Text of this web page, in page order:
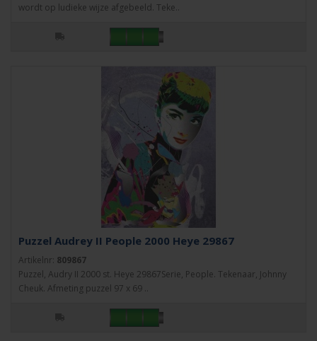
wordt op ludieke wijze afgebeeld. Teke..
Puzzel Audrey II People 2000 Heye 29867
Artikelnr: 809867
Puzzel, Audry II 2000 st. Heye 29867Serie, People. Tekenaar, Johnny
Cheuk. Afmeting puzzel 97 x 69 ..